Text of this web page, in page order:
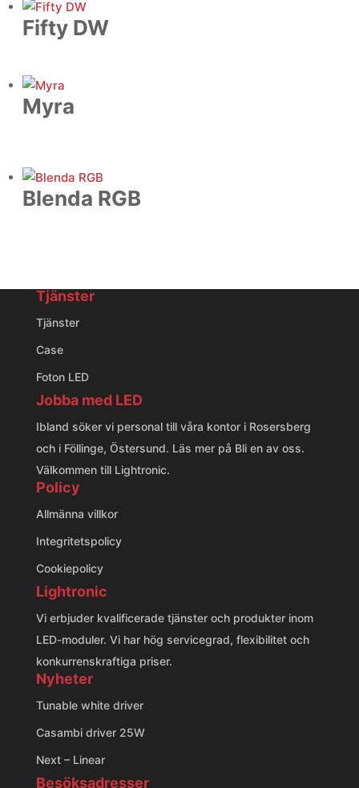
Fifty DW
Myra
Blenda RGB
Tjänster
Tjänster
Case
Foton LED
Jobba med LED
Ibland söker vi personal till våra kontor i Rosersberg
och i Föllinge, Östersund. Läs mer på Bli en av oss.
Välkommen till Lightronic.
Policy
Allmänna villkor
Integritetspolicy
Cookiepolicy
Lightronic
Vi erbjuder kvalificerade tjänster och produkter inom
LED-moduler. Vi har hög servicegrad, flexibilitet och
konkurrenskraftiga priser.
Nyheter
Tunable white driver
Casambi driver 25W
Next – Linear
Besöksadresser